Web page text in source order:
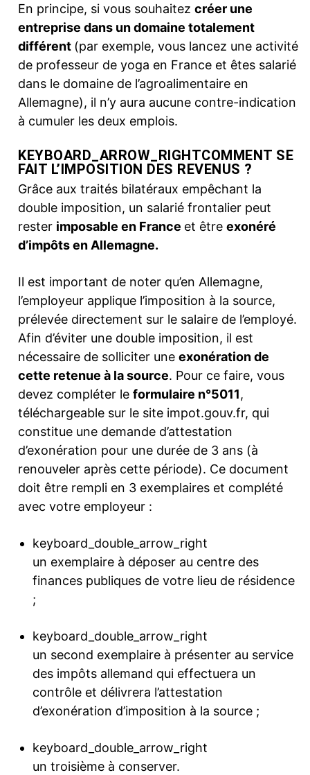
En principe, si vous souhaitez créer une
entreprise dans un domaine totalement
différent (par exemple, vous lancez une activité
de professeur de yoga en France et êtes salarié
dans le domaine de l’agroalimentaire en
Allemagne), il n’y aura aucune contre-indication
à cumuler les deux emplois.
KEYBOARD_ARROW_RIGHTCOMMENT SE
FAIT L’IMPOSITION DES REVENUS ?
Grâce aux traités bilatéraux empêchant la
double imposition, un salarié frontalier peut
rester imposable en France et être exonéré
d’impôts en Allemagne.
Il est important de noter qu’en Allemagne,
l’employeur applique l’imposition à la source,
prélevée directement sur le salaire de l’employé.
Afin d’éviter une double imposition, il est
nécessaire de solliciter une exonération de
cette retenue à la source. Pour ce faire, vous
devez compléter le formulaire n°5011,
téléchargeable sur le site impot.gouv.fr, qui
constitue une demande d’attestation
d’exonération pour une durée de 3 ans (à
renouveler après cette période). Ce document
doit être rempli en 3 exemplaires et complété
avec votre employeur :
keyboard_double_arrow_right
un exemplaire à déposer au centre des
finances publiques de votre lieu de résidence
;
keyboard_double_arrow_right
un second exemplaire à présenter au service
des impôts allemand qui effectuera un
contrôle et délivrera l’attestation
d’exonération d’imposition à la source ;
keyboard_double_arrow_right
un troisième à conserver.